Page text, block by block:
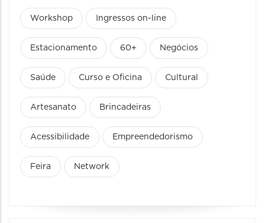
Workshop Ingressos on-line
Estacionamento 60+ Negócios
Saúde Curso e Oficina Cultural
Artesanato Brincadeiras
Acessibilidade Empreendedorismo
Feira Network